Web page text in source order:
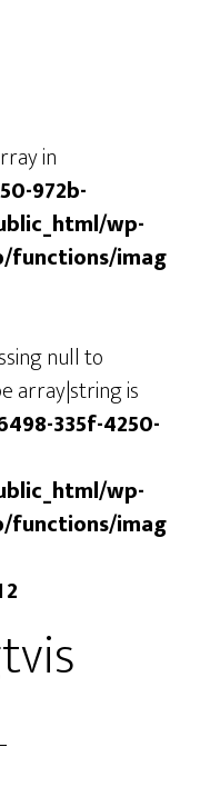
in
972b-
wp-
functions/imag
null to
array|string is
335f-4250-
wp-
functions/imag